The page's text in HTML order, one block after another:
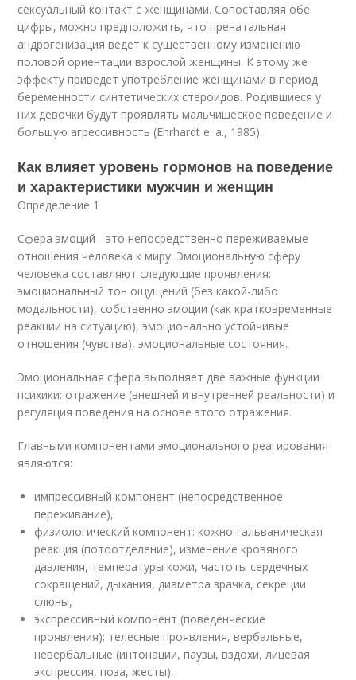
сексуальный контакт с женщинами. Сопоставляя обе
цифры, можно предположить, что пренатальная
андрогенизация ведет к су­щественному изменению
половой ориентации взрослой женщины. К этому же
эффекту приведет употребление женщинами в период
беременности синтети­ческих стероидов. Родившиеся у
них девочки будут проявлять мальчишеское поведение и
большую агрессивность (Ehrhardt e. а., 1985).
Как влияет уровень гормонов на поведение
и характеристики мужчин и женщин
Определение 1
Сфера эмоций - это непосредственно переживаемые
отношения человека к миру. Эмоциональную сферу
человека составляют следующие проявления:
эмоциональный тон ощущений (без какой-либо
модальности), собственно эмоции (как кратковременные
реакции на ситуацию), эмоционально устойчивые
отношения (чувства), эмоциональные состояния.
Эмоциональная сфера выполняет две важные функции
психики: отражение (внешней и внутренней реальности) и
регуляция поведения на основе этого отражения.
Главными компонентами эмоционального реагирования
являются:
импрессивный компонент (непосредственное
переживание),
физиологический компонент: кожно-гальваническая
реакция (потоотделение), изменение кровяного
давления, температуры кожи, частоты сердечных
сокращений, дыхания, диаметра зрачка, секреции
слюны,
экспрессивный компонент (поведенческие
проявления): телесные проявления, вербальные,
невербальные (интонации, паузы, вздохи, лицевая
экспрессия, поза, жесты).